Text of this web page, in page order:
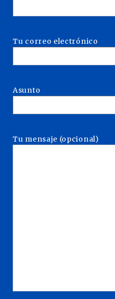
Tu correo electrónico
Asunto
Tu mensaje (opcional)